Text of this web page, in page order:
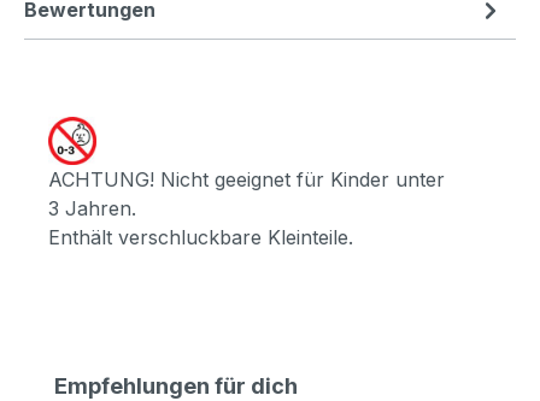
Bewertungen
ACHTUNG! Nicht geeignet für Kinder unter
3 Jahren.
Enthält verschluckbare Kleinteile.
Produktgalerie überspringen
Empfehlungen für dich